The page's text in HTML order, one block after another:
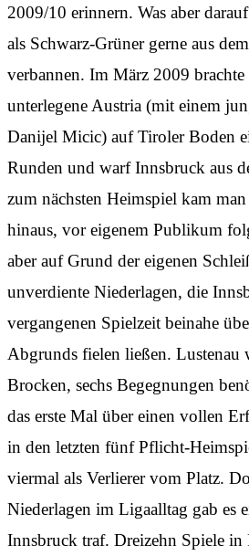
2009/10 erinnern. Was aber
als Schwarz-Grüner gerne aus
verbannen. Im März 2009 brachte
unterlegene Austria (mit einem
Danijel Micic) auf Tiroler Boden
Runden und warf Innsbruck aus
zum nächsten Heimspiel kam
hinaus, vor eigenem Publikum
aber auf Grund der eigenen
unverdiente Niederlagen, die
vergangenen Spielzeit beinahe
Abgrunds fielen ließen. Lustenau
Brocken, sechs Begegnungen
das erste Mal über einen vollen
in den letzten fünf Pflicht-
viermal als Verlierer vom Platz.
Niederlagen im Ligaalltag gab es
Innsbruck traf. Dreizehn Spiele in